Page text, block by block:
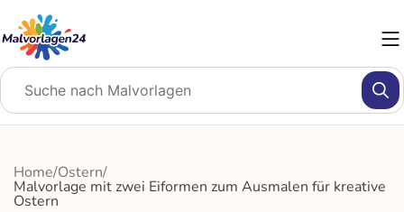
Inhalt
springen
Home/Ostern/
Malvorlage mit zwei Eiformen zum Ausmalen für kreative
Ostern